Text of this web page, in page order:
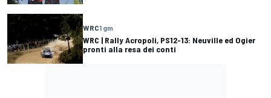
WRC1 gm
WRC | Rally Acropoli, PS12-13: Neuville ed Ogier
pronti alla resa dei conti